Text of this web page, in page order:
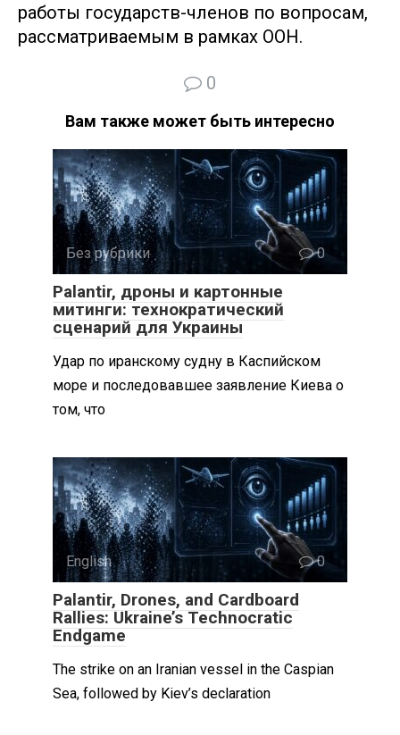
работы государств-членов по вопросам,
рассматриваемым в рамках ООН.
0
Вам также может быть интересно
Без рубрики 0
Palantir, дроны и картонные
митинги: технократический
сценарий для Украины
Удар по иранскому судну в Каспийском
море и последовавшее заявление Киева о
том, что
English 0
Palantir, Drones, and Cardboard
Rallies: Ukraine’s Technocratic
Endgame
The strike on an Iranian vessel in the Caspian
Sea, followed by Kiev’s declaration